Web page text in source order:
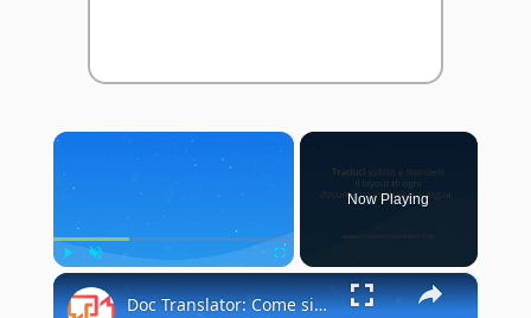
×
Play Unmute Fullscreen
Now Playing
×
Doc Translator: Come si usa il traduttore di documenti?